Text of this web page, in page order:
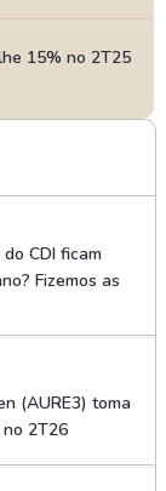
15% no 2T25
CDI ficam
Fizemos as
(AURE3) toma
2T26